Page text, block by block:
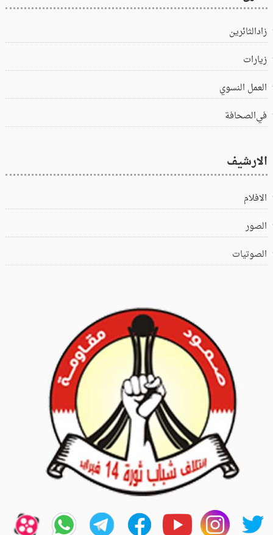
زادالثائرين
زيارات
العمل النسوي
في‌الصحافة
الارشيف
الافلام
الصور
الصوتيات